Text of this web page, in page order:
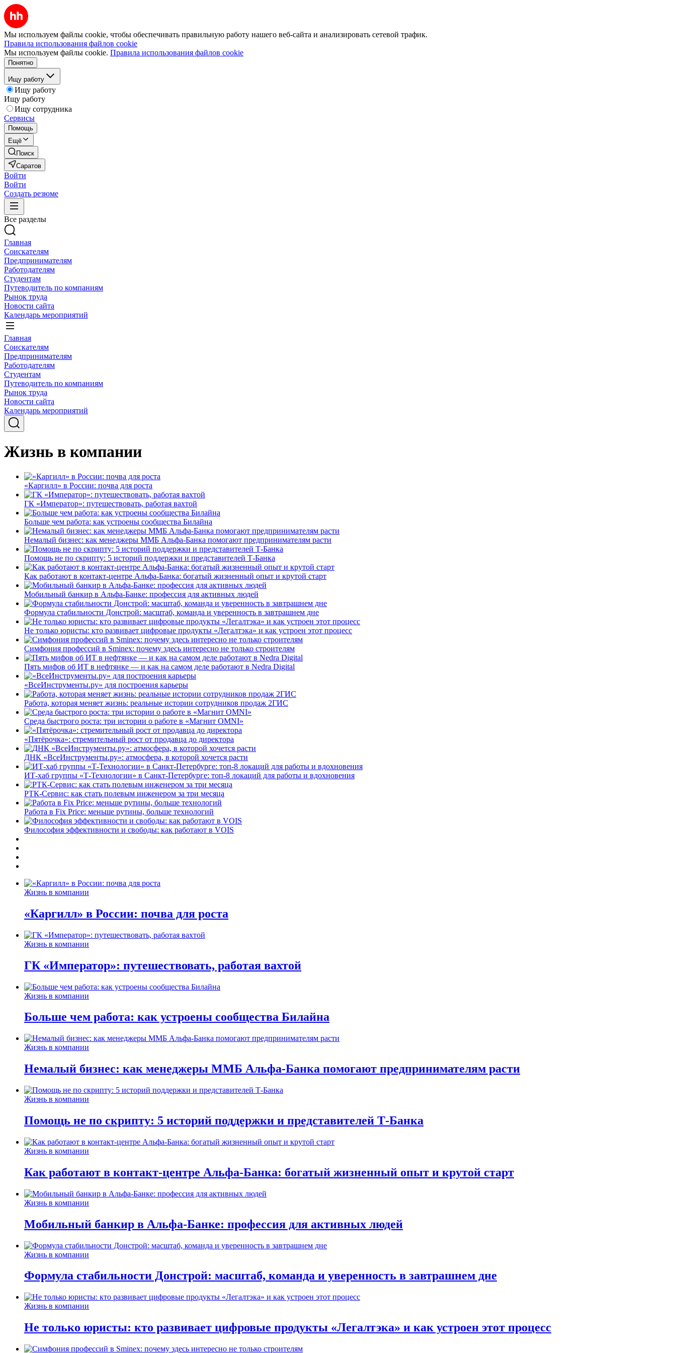
Мы используем файлы cookie, чтобы обеспечивать правильную работу нашего веб-сайта и анализировать сетевой трафик.
Правила использования файлов cookie
Мы используем файлы cookie. Правила использования файлов cookie
Понятно
Ищу работу
Ищу работу
Ищу работу
Ищу сотрудника
Сервисы
Помощь
Ещё
Поиск
Саратов
Войти
Войти
Создать резюме
Все разделы
Главная
Соискателям
Предпринимателям
Работодателям
Студентам
Путеводитель по компаниям
Рынок труда
Новости сайта
Календарь мероприятий
Главная
Соискателям
Предпринимателям
Работодателям
Студентам
Путеводитель по компаниям
Рынок труда
Новости сайта
Календарь мероприятий
Жизнь в компании
«Каргилл» в России: почва для роста
ГК «Император»: путешествовать, работая вахтой
Больше чем работа: как устроены сообщества Билайна
Немалый бизнес: как менеджеры ММБ Альфа-Банка помогают предпринимателям расти
Помощь не по скрипту: 5 историй поддержки и представителей Т-Банка
Как работают в контакт-центре Альфа-Банка: богатый жизненный опыт и крутой старт
Мобильный банкир в Альфа-Банке: профессия для активных людей
Формула стабильности Донстрой: масштаб, команда и уверенность в завтрашнем дне
Не только юристы: кто развивает цифровые продукты «Легалтэка» и как устроен этот процесс
Симфония профессий в Sminex: почему здесь интересно не только строителям
Пять мифов об ИТ в нефтянке — и как на самом деле работают в Nedra Digital
«ВсеИнструменты.ру» для построения карьеры
Работа, которая меняет жизнь: реальные истории сотрудников продаж 2ГИС
Среда быстрого роста: три истории о работе в «Магнит OMNI»
«Пятёрочка»: стремительный рост от продавца до директора
ДНК «ВсеИнструменты.ру»: атмосфера, в которой хочется расти
ИТ-хаб группы «Т-Технологии» в Санкт-Петербурге: топ-8 локаций для работы и вдохновения
РТК-Сервис: как стать полевым инженером за три месяца
Работа в Fix Price: меньше рутины, больше технологий
Философия эффективности и свободы: как работают в VOIS
Жизнь в компании
«Каргилл» в России: почва для роста
Жизнь в компании
ГК «Император»: путешествовать, работая вахтой
Жизнь в компании
Больше чем работа: как устроены сообщества Билайна
Жизнь в компании
Немалый бизнес: как менеджеры ММБ Альфа-Банка помогают предпринимателям расти
Жизнь в компании
Помощь не по скрипту: 5 историй поддержки и представителей Т-Банка
Жизнь в компании
Как работают в контакт-центре Альфа-Банка: богатый жизненный опыт и крутой старт
Жизнь в компании
Мобильный банкир в Альфа-Банке: профессия для активных людей
Жизнь в компании
Формула стабильности Донстрой: масштаб, команда и уверенность в завтрашнем дне
Жизнь в компании
Не только юристы: кто развивает цифровые продукты «Легалтэка» и как устроен этот процесс